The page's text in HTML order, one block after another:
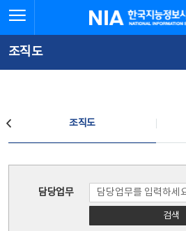
문
로
가
체
뉴
바
가
한국지능정보사회진흥원
조직도
조직도
담당업무
검색